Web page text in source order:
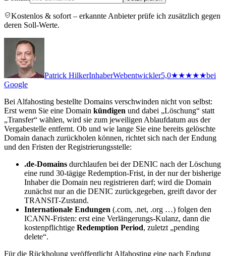
Kostenlos & sofort – erkannte Anbieter prüfe ich zusätzlich gegen
deren Soll-Werte.
Patrick HilkerInhaberWebentwickler5,0★★★★★bei
Google
Bei Alfahosting bestellte Domains verschwinden nicht von selbst:
Erst wenn Sie eine Domain kündigen und dabei „Löschung“ statt
„Transfer“ wählen, wird sie zum jeweiligen Ablaufdatum aus der
Vergabestelle entfernt. Ob und wie lange Sie eine bereits gelöschte
Domain danach zurückholen können, richtet sich nach der Endung
und den Fristen der Registrierungsstelle:
.de-Domains durchlaufen bei der DENIC nach der Löschung
eine rund 30-tägige Redemption-Frist, in der nur der bisherige
Inhaber die Domain neu registrieren darf; wird die Domain
zunächst nur an die DENIC zurückgegeben, greift davor der
TRANSIT-Zustand.
Internationale Endungen (.com, .net, .org …) folgen den
ICANN-Fristen: erst eine Verlängerungs-Kulanz, dann die
kostenpflichtige Redemption Period, zuletzt „pending
delete“.
Für die Rückholung veröffentlicht Alfahosting eine nach Endung